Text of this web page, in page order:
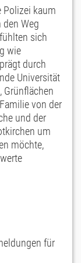
Polizei kaum
den Weg
sich
wie
durch
Universität
Grünflächen
von der
und der
um
möchte,
für